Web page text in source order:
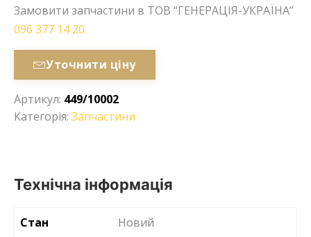
Замовити запчастини в ТОВ “ГЕНЕРАЦІЯ-УКРАЇНА”
096 377 14 20
Уточнити ціну
Артикул: 449/10002
Категорія: Запчастини
Технічна інформація
Стан
Новий